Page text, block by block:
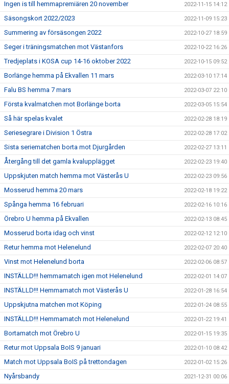
Ingen is till hemmapremiären 20 november 2022-11-15 14:12
Säsongskort 2022/2023 2022-11-09 15:23
Summering av försäsongen 2022 2022-10-27 18:59
Seger i träningsmatchen mot Västanfors 2022-10-22 16:26
Tredjeplats i KOSA cup 14-16 oktober 2022 2022-10-15 09:52
Borlänge hemma på Ekvallen 11 mars 2022-03-10 17:14
Falu BS hemma 7 mars 2022-03-07 22:10
Första kvalmatchen mot Borlänge borta 2022-03-05 15:54
Så här spelas kvalet 2022-02-28 18:19
Seriesegrare i Division 1 Östra 2022-02-28 17:02
Sista seriematchen borta mot Djurgården 2022-02-27 13:11
Återgång till det gamla kvalupplägget 2022-02-23 19:40
Uppskjuten match hemma mot Västerås U 2022-02-23 09:56
Mosserud hemma 20 mars 2022-02-18 19:22
Spånga hemma 16 februari 2022-02-16 10:16
Örebro U hemma på Ekvallen 2022-02-13 08:45
Mosserud borta idag och vinst 2022-02-12 12:10
Retur hemma mot Helenelund 2022-02-07 20:40
Vinst mot Helenelund borta 2022-02-06 08:57
INSTÄLLD!!! hemmamatch igen mot Helenelund 2022-02-01 14:07
INSTÄLLD!!! Hemmamatch mot Västerås U 2022-01-28 16:54
Uppskjutna matchen mot Köping 2022-01-24 08:55
INSTÄLLD!!! Hemmamatch mot Helenelund 2022-01-22 19:41
Bortamatch mot Örebro U 2022-01-15 19:35
Retur mot Uppsala BoIS 9 januari 2022-01-10 08:42
Match mot Uppsala BoIS på trettondagen 2022-01-02 15:26
Nyårsbandy 2021-12-31 00:06